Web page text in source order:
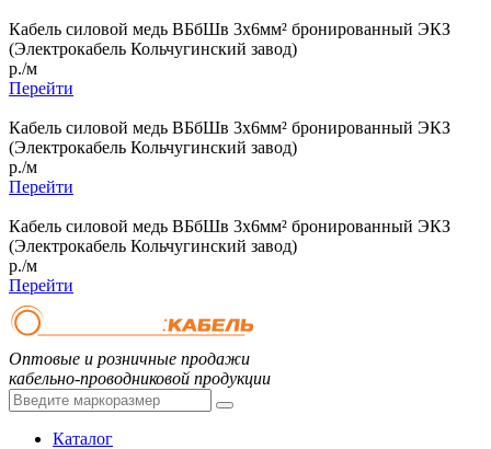
Кабель силовой медь ВБбШв 3x6мм² бронированный ЭКЗ
(Электрокабель Кольчугинский завод)
р./м
Перейти
Кабель силовой медь ВБбШв 3x6мм² бронированный ЭКЗ
(Электрокабель Кольчугинский завод)
р./м
Перейти
Кабель силовой медь ВБбШв 3x6мм² бронированный ЭКЗ
(Электрокабель Кольчугинский завод)
р./м
Перейти
Оптовые и розничные продажи
кабельно-проводниковой продукции
Каталог